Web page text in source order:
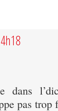
dans
pas trop